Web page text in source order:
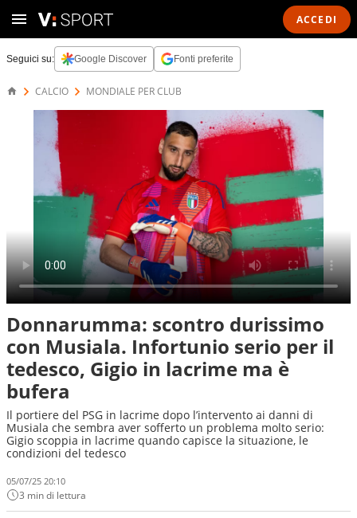
ACCEDI
Seguici su: Google Discover Fonti preferite
CALCIO MONDIALE PER CLUB
Donnarumma: scontro durissimo
con Musiala. Infortunio serio per il
tedesco, Gigio in lacrime ma è
bufera
Il portiere del PSG in lacrime dopo l’intervento ai danni di
Musiala che sembra aver sofferto un problema molto serio:
Gigio scoppia in lacrime quando capisce la situazione, le
condizioni del tedesco
05/07/25 20:10
3 min di lettura